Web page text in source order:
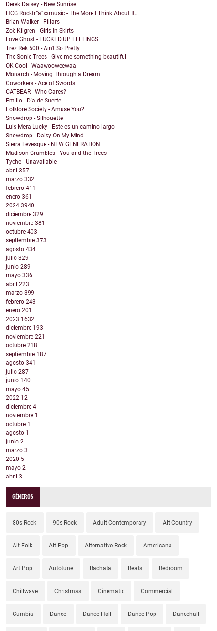
Derek Daisey - New Sunrise
HCG Rocktr“ä“xxmusic - The More I Think About It…
Brian Walker - Pillars
Zoë Kilgren - Girls In Skirts
Love Ghost - FUCKED UP FEELINGS
Trez Rek 500 - Ain't So Pretty
The Sonic Trees - Give me something beautiful
OK Cool - Waawooweewaa
Monarch - Moving Through a Dream
Coworkers - Ace of Swords
CATBEAR - Who Cares?
Emilio - Día de Suerte
Folklore Society - Amuse You?
Snowdrop - Silhouette
Luis Mera Lucky - Este es un camino largo
Snowdrop - Daisy On My Mind
Sierra Levesque - NEW GENERATION
Madison Grumbles - You and the Trees
Tyche - Unavailable
abril 357
marzo 332
febrero 411
enero 361
2024 3940
diciembre 329
noviembre 381
octubre 403
septiembre 373
agosto 434
julio 329
junio 289
mayo 336
abril 223
marzo 399
febrero 243
enero 201
2023 1632
diciembre 193
noviembre 221
octubre 218
septiembre 187
agosto 341
julio 287
junio 140
mayo 45
2022 12
diciembre 4
noviembre 1
octubre 1
agosto 1
junio 2
marzo 3
2020 5
mayo 2
abril 3
GÉNEROS
80s Rock 90s Rock Adult Contemporary Alt Country
Alt Folk Alt Pop Alternative Rock Americana
Art Pop Autotune Bachata Beats Bedroom
Chillwave Christmas Cinematic Commercial
Cumbia Dance Dance Hall Dance Pop Dancehall